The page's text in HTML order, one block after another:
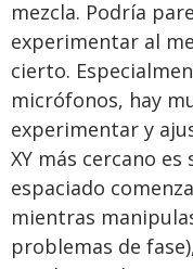
mezcla. Podría
experimentar al
cierto.
micrófonos, hay
experimentar y
XY más cercano
espaciado
mientras
problemas de